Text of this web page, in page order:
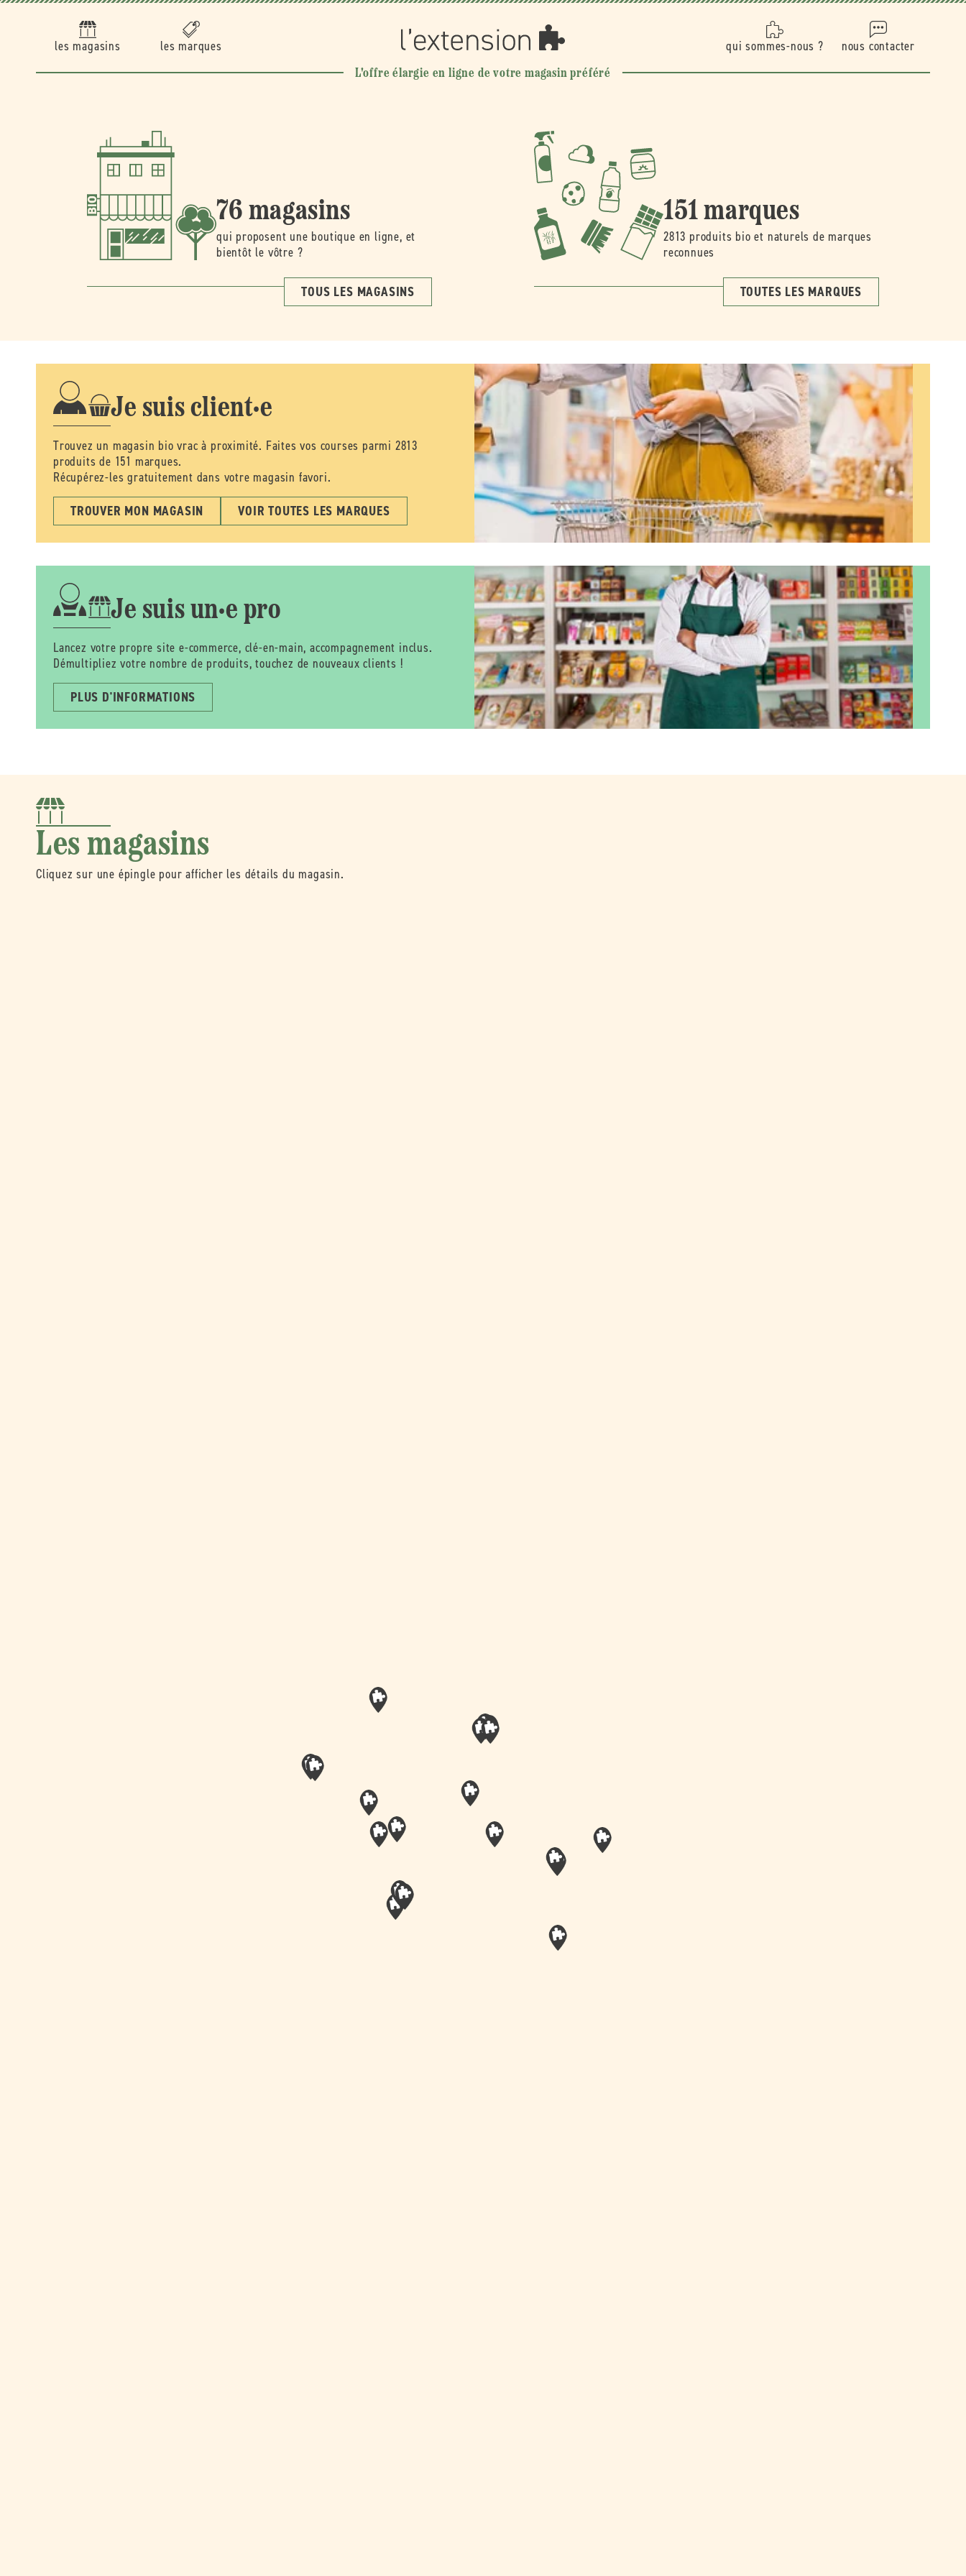
Ignorer et
les magasins les marques
L'offre élargie en ligne de votre magasin préféré
qui sommes-nous ? nous contacter
76 magasins
qui proposent une boutique en ligne, et
bientôt le vôtre ?
TOUS LES MAGASINS
151 marques
2813 produits bio et naturels de marques
reconnues
TOUTES LES MARQUES
Je suis client·e
Trouvez un magasin bio vrac à proximité. Faites vos courses parmi 2813
produits de 151 marques.
Récupérez-les gratuitement dans votre magasin favori.
TROUVER MON MAGASIN
VOIR TOUTES LES MARQUES
Je suis un·e pro
Lancez votre propre site e-commerce, clé-en-main, accompagnement inclus.
Démultipliez votre nombre de produits, touchez de nouveaux clients !
PLUS D'INFORMATIONS
Les magasins
Cliquez sur une épingle pour afficher les détails du magasin.